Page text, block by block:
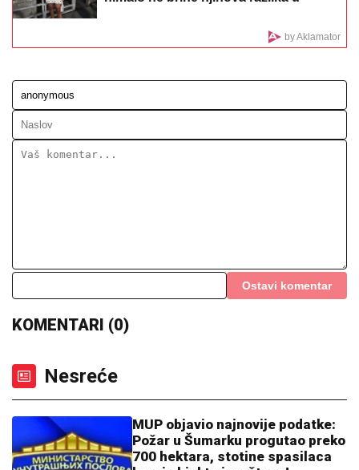
POČELA SEDNICA ŠTABA ZA
"DRAGANE, USKLADI AMBICIJE SA SVOJOM
JEDINO VAŽNO: "U tome je istina"
NEOBIČAN POTEZ HRVATA:Klub